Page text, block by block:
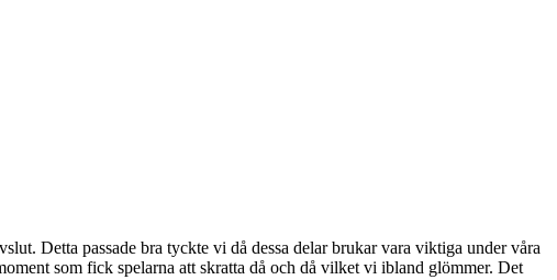
Detta passade bra tyckte vi då dessa delar brukar vara viktiga under våra
som fick spelarna att skratta då och då vilket vi ibland glömmer. Det